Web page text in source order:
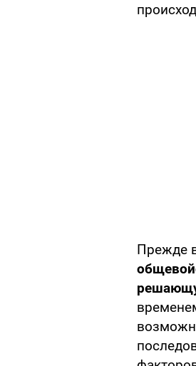
Прежде